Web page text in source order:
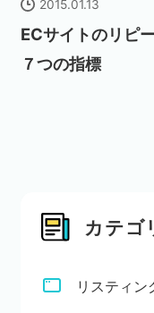
2015.01.13
ECサイトのリピ
７つの指標
カテゴ
リスティン